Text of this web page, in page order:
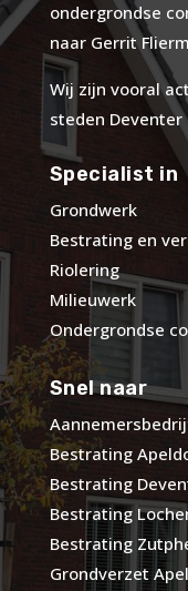
ondergrondse
naar Gerrit
Wij zijn vooral
steden Deventer
Specialist in
Grondwerk
Bestrating en
Riolering
Milieuwerk
Ondergrondse
Snel naar
Bestrating
Bestrating
Bestrating
Bestrating
Grondverzet